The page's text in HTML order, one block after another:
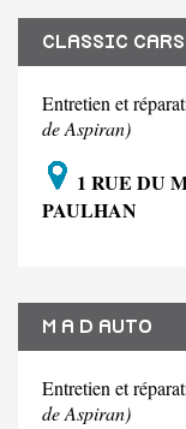
CLASSIC
Entretien et
de Aspiran)
1 RUE DU
PAULHAN
M A D AUTO
Entretien et
de Aspiran)